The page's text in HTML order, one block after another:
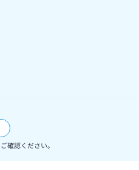
確認ください。